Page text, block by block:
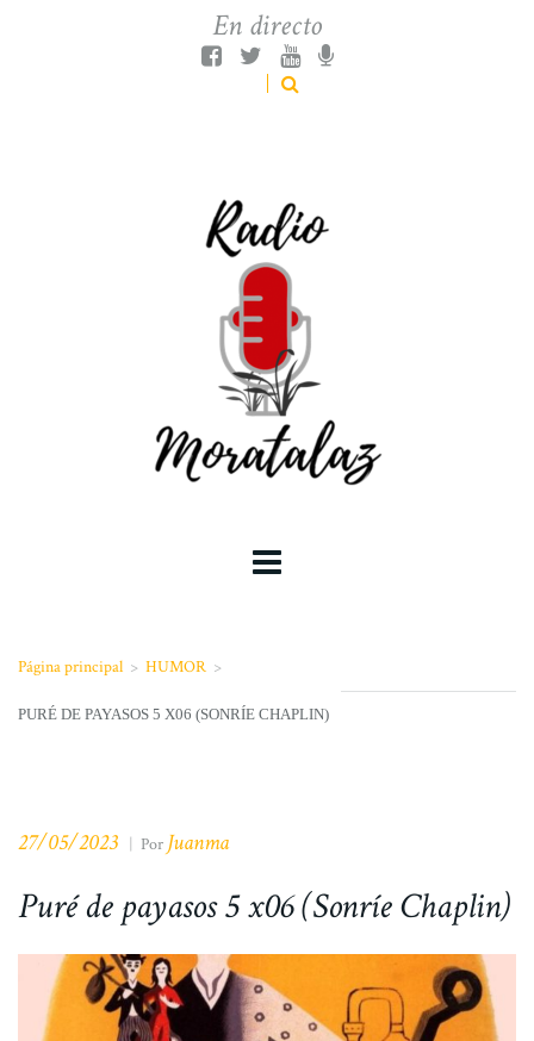
En directo
Página principal > HUMOR >
PURÉ DE PAYASOS 5 X06 (SONRÍE CHAPLIN)
27/05/2023 | Por Juanma
Puré de payasos 5 x06 (Sonríe Chaplin)